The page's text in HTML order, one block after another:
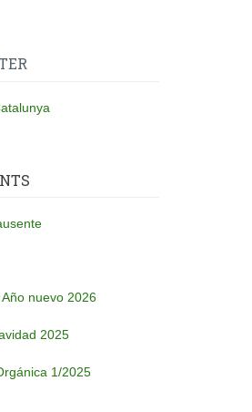
nuevo 2026
2025
1/2025